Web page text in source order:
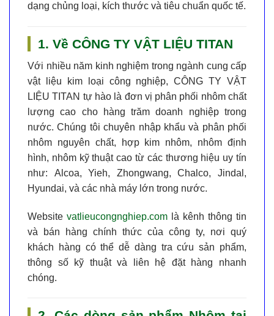
dạng chủng loại, kích thước và tiêu chuẩn quốc tế.
1. Về CÔNG TY VẬT LIỆU TITAN
Với nhiều năm kinh nghiệm trong ngành cung cấp
vật liệu kim loại công nghiệp,CÔNG TY VẬT
LIỆU TITAN tự hào là đơn vị phân phối nhôm chất
lượng cao cho hàng trăm doanh nghiệp trong
nước. Chúng tôi chuyên nhập khẩu và phân phối
nhôm nguyên chất, hợp kim nhôm, nhôm định
hình, nhôm kỹ thuật cao từ các thương hiệu uy tín
như: Alcoa, Yieh, Zhongwang, Chalco, Jindal,
Hyundai, và các nhà máy lớn trong nước.
Website vatlieucongnghiep.com là kênh thông tin
và bán hàng chính thức của công ty, nơi quý
khách hàng có thể dễ dàng tra cứu sản phẩm,
thông số kỹ thuật và liên hệ đặt hàng nhanh
chóng.